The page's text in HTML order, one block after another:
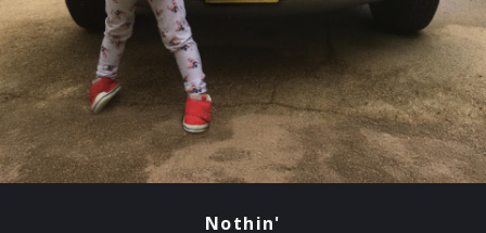
Nothin'